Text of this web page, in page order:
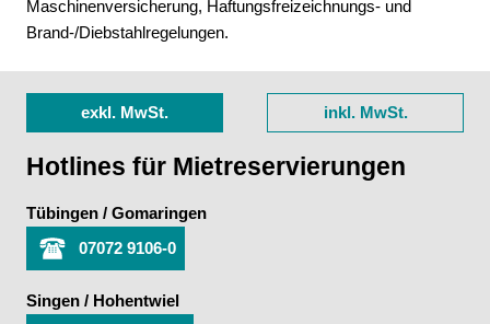
Maschinenversicherung, Haftungsfreizeichnungs- und
Brand-/Diebstahlregelungen.
exkl. MwSt. inkl. MwSt.
Hotlines für Mietreservierungen
Tübingen / Gomaringen
07072 9106-0
Singen / Hohentwiel